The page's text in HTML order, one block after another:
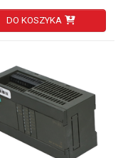
DO KOSZYKA